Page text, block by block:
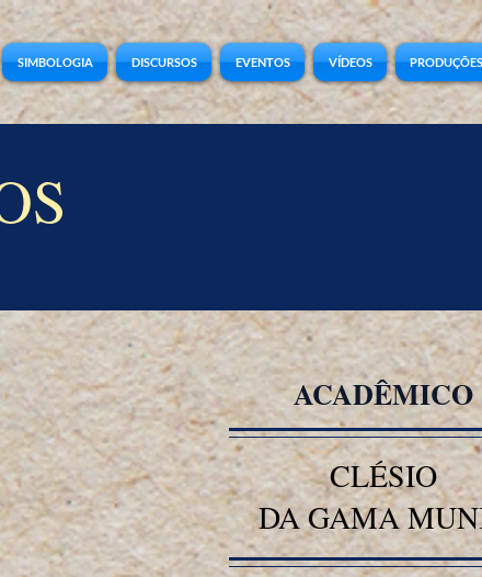
SIMBOLOGIA DISCURSOS EVENTOS VÍDEOS PRODUÇÕES
ACADÊMICO
CLÉSIO
DA GAMA